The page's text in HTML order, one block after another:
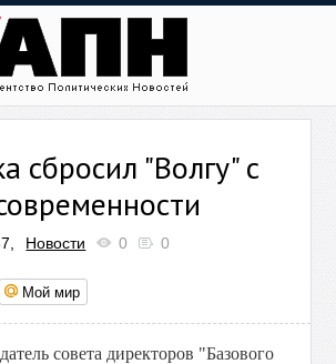
сбросил "Волгу" с
Новости 0 0
Мой мир
совета директоров "Базового